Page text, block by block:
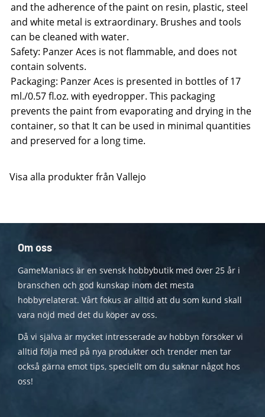
and the adherence of the paint on resin, plastic, steel
and white metal is extraordinary. Brushes and tools
can be cleaned with water.
Safety: Panzer Aces is not flammable, and does not
contain solvents.
Packaging: Panzer Aces is presented in bottles of 17
ml./0.57 fl.oz. with eyedropper. This packaging
prevents the paint from evaporating and drying in the
container, so that It can be used in minimal quantities
and preserved for a long time.
Visa alla produkter från Vallejo
Om oss
GameManiacs är en svensk hobbybutik med över 25 år i
branschen och god kunskap inom det mesta
hobbyrelaterat. Vårt fokus är alltid att du som kund skall
vara nöjd med det du köper av oss.
Då vi själva är mycket intresserade av hobbyn försöker vi
alltid följa med på nya produkter och trender men tar
också gärna emot tips, speciellt om du saknar något hos
oss!